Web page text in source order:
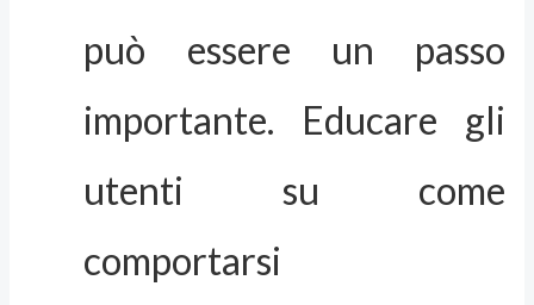
può essere un passo
importante. Educare gli
utenti su come
comportarsi